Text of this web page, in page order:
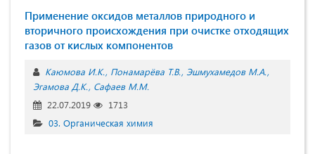
Применение оксидов металлов природного и
вторичного происхождения при очистке отходящих
газов от кислых компонентов
Каюмова И.К. Понамарёва Т.В. Эшмухамедов М.А.
Эгамова Д.К. Сафаев М.М.
22.07.2019
1713
03. Органическая химия